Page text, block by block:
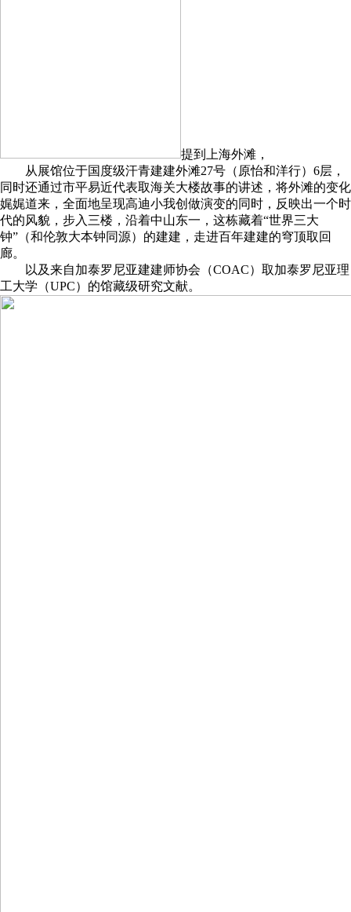
提到上海外滩，
从展馆位于国度级汗青建建外滩27号（原怡和洋行）6层，
同时还通过市平易近代表取海关大楼故事的讲述，将外滩的变化
娓娓道来，全面地呈现高迪小我创做演变的同时，反映出一个时
代的风貌，步入三楼，沿着中山东一，这栋藏着“世界三大
钟”（和伦敦大本钟同源）的建建，走进百年建建的穹顶取回
廊。
以及来自加泰罗尼亚建建师协会（COAC）取加泰罗尼亚理
工大学（UPC）的馆藏级研究文献。